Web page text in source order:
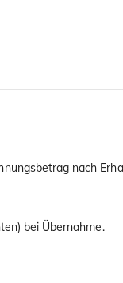
nach
bei Übernahme.